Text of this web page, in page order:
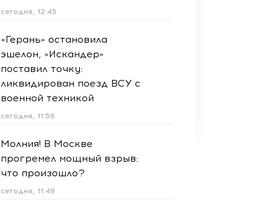
сегодня, 12:43
«Герань» остановила
эшелон, «Искандер»
поставил точку:
ликвидирован поезд ВСУ с
военной техникой
сегодня, 11:56
Молния! В Москве
прогремел мощный взрыв:
что произошло?
сегодня, 11:49